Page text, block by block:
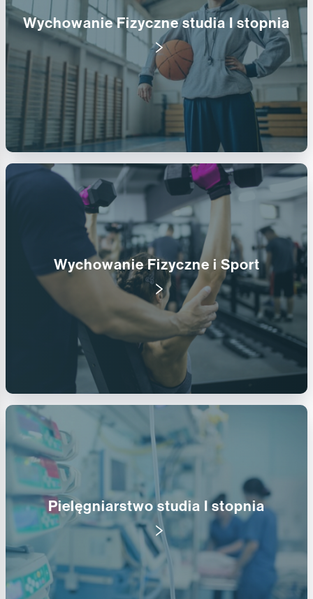
Wychowanie Fizyczne studia I stopnia
Wychowanie Fizyczne i Sport
Pielęgniarstwo studia I stopnia